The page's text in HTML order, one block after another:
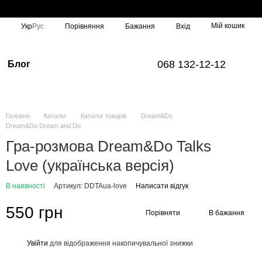
УкрРус Порівняння Бажання Вхід Мій кошик
Блог 068 132-12-12
Головна Каталог Каталог товарів
Dream&Do
Dream&Do Dream and Do
Гра-розмова Dream&Do Talks
Love (українська версія)
В наявності Артикул: DDTAua-love Написати відгук
550 грн Порівняти В бажання
Увійти для відображення накопичувальної знижки